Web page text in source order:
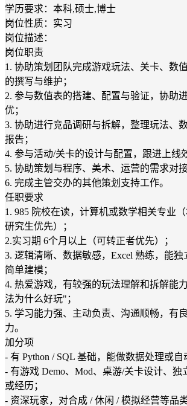
学历要求：本科,硕士,博士
岗位性质：实习
岗位描述：
岗位职责
1. 协助策划团队完成游戏玩法、关卡、数
的撰写与维护；
2. 参与数值表的搭建、配置与验证，协助
优；
3. 协助进行竞品调研与拆解，整理玩法、
报告；
4. 参与活动/关卡的设计与配置，跟进上线
5. 协助策划与程序、美术、运营的需求对
6. 完成主管交办的其他策划支持工作。
任职要求
1. 985 院校在读，计算机或数学相关专业
研究生优先）；
2.实习期 6个月以上（可转正者优先）；
3. 逻辑清晰、数据敏感，Excel 熟练，能
简单建模；
4. 热爱游戏，有较强的玩法理解和拆解能
法为什么好玩"；
5. 学习能力强、主动负责、沟通顺畅，有
力。
加分项
- 有 Python / SQL 基础，能做数据处理或自
- 有游戏 Demo、Mod、桌游/关卡设计、独
或经历；
- 资深玩家，对合成 / 休闲 / 模拟经营等品